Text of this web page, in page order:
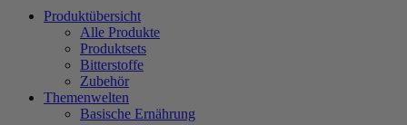
Produktübersicht
Alle Produkte
Produktsets
Bitterstoffe
Zubehör
Themenwelten
Basische Ernährung